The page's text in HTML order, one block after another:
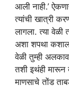
आली नाही.’
त्यांची खात्री
लागला. त्या वेळी
अशा शपथा
वेळी तुम्ही
तशी इथंही मारून
माणसाचे तोंड